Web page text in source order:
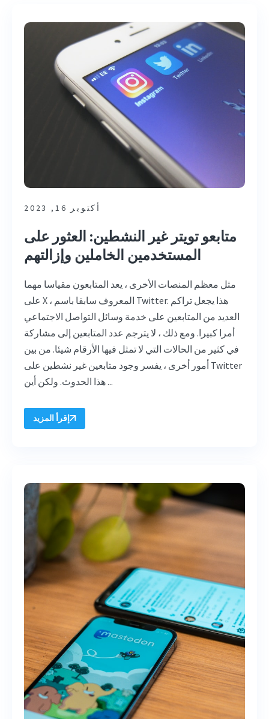
أكتوبر 16, 2023
متابعو تويتر غير النشطين: العثور على
المستخدمين الخاملين وإزالتهم
مثل معظم المنصات الأخرى ، يعد المتابعون مقياسا مهما
على X ، المعروف سابقا باسم Twitter. هذا يجعل تراكم
العديد من المتابعين على خدمة وسائل التواصل الاجتماعي
أمرا كبيرا. ومع ذلك ، لا يترجم عدد المتابعين إلى مشاركة
في كثير من الحالات التي لا تمثل فيها الأرقام شيئا. من بين
أمور أخرى ، يفسر وجود متابعين غير نشطين على Twitter
هذا الحدوث. ولكن أين ...
إقرأ المزيد